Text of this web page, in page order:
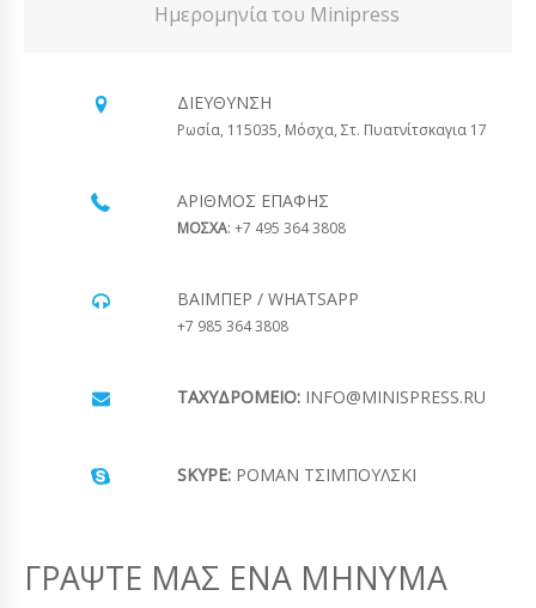
Ημερομηνία του Minipress
ΔΙΕΎΘΥΝΣΗ
Ρωσία, 115035, Μόσχα, Στ. Πυατνίτσκαγια 17
ΑΡΙΘΜΌΣ ΕΠΑΦΉΣ
ΜΟΣΧΑ: +7 495 364 3808
ΒΆΙΜΠΕΡ / WHATSAPP
+7 985 364 3808
ΤΑΧΥΔΡΟΜΕΊΟ: INFO@MINISPRESS.RU
SKYPE: ΡΟΜΆΝ ΤΣΙΜΠΟΎΛΣΚΙ
ΓΡΆΨΤΕ ΜΑΣ ΈΝΑ ΜΉΝΥΜΑ